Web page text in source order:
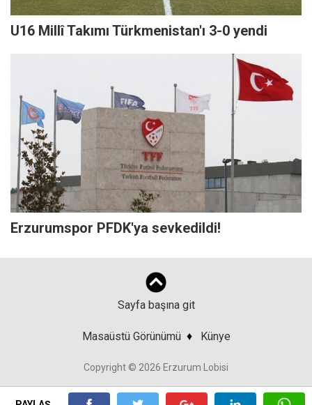
U16 Millî Takımı Türkmenistan'ı 3-0 yendi
Erzurumspor PFDK'ya sevkedildi!
Sayfa başına git
Masaüstü Görünümü ♦ Künye
Copyright © 2026 Erzurum Lobisi